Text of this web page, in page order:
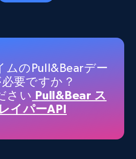
Description, Currency, Initial
ムのPull&Bearデー
要ですか？
さい Pull&Bear ス
イパーAPI